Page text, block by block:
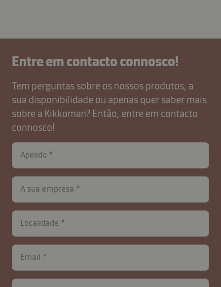
Entre em contacto connosco!
Tem perguntas sobre os nossos produtos, a
sua disponibilidade ou apenas quer saber mais
sobre a Kikkoman? Então, entre em contacto
connosco!
Apelido
A sua empresa
Localidade
Email